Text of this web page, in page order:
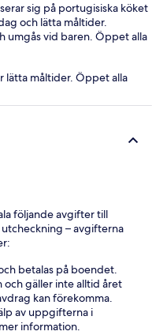
sig på portugisiska köket
och lätta måltider.
umgås vid baren. Öppet alla
lätta måltider. Öppet alla
följande avgifter till
– avgifterna
betalas på boendet.
och gäller inte alltid året
kan förekomma.
av uppgifterna i
information.